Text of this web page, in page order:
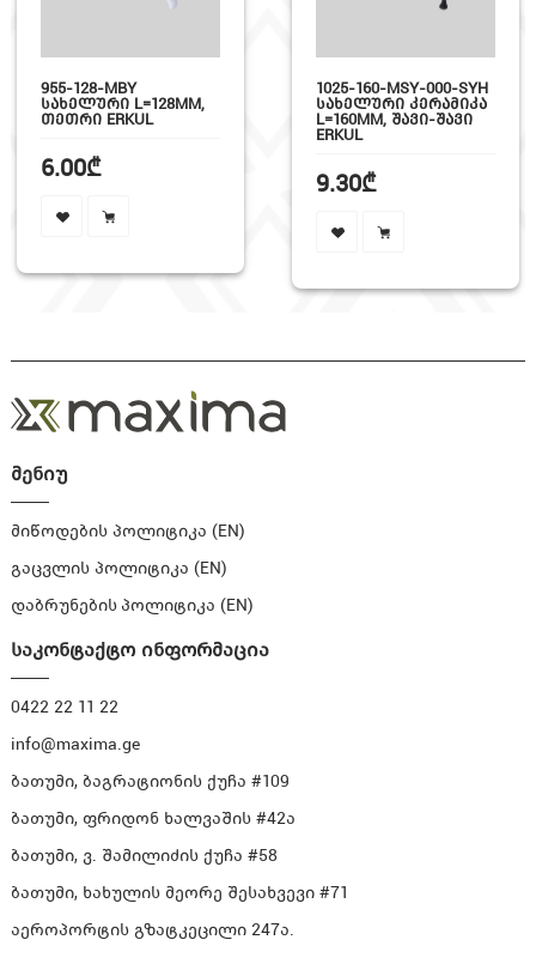
955-128-MBY
ᲡᲐᲮᲔᲚᲣᲠᲘ L=128MM,
ᲗᲔᲗᲠᲘ ERKUL
6.00₾
1025-160-MSY-000-SYH
ᲡᲐᲮᲔᲚᲣᲠᲘ ᲙᲔᲠᲐᲛᲘᲙᲐ
L=160MM, ᲨᲐᲕᲘ-ᲨᲐᲕᲘ
ERKUL
9.30₾
მენიუ
მიწოდების პოლიტიკა (EN)
გაცვლის პოლიტიკა (EN)
დაბრუნების პოლიტიკა (EN)
საკონტაქტო ინფორმაცია
0422 22 11 22
info@maxima.ge
ბათუმი, ბაგრატიონის ქუჩა #109
ბათუმი, ფრიდონ ხალვაშის #42ა
ბათუმი, ვ. შამილიძის ქუჩა #58
ბათუმი, ხახულის მეორე შესახვევი #71
აეროპორტის გზატკეცილი 247ა.